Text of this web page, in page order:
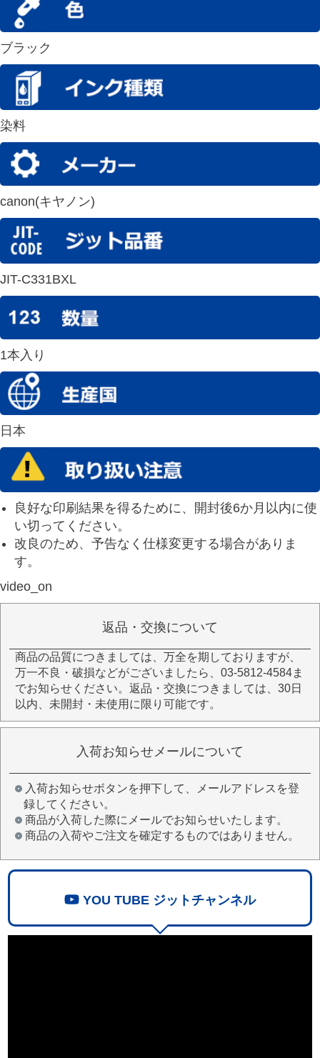
ブラック
染料
canon(キヤノン)
JIT-C331BXL
1本入り
日本
良好な印刷結果を得るために、開封後6か月以内に使
い切ってください。
改良のため、予告なく仕様変更する場合がありま
す。
video_on
返品・交換について
商品の品質につきましては、万全を期しておりますが、
万一不良・破損などがございましたら、03-5812-4584ま
でお知らせください。返品・交換につきましては、30日
以内、未開封・未使用に限り可能です。
入荷お知らせメールについて
入荷お知らせボタンを押下して、メールアドレスを登
録してください。
商品が入荷した際にメールでお知らせいたします。
商品の入荷やご注文を確定するものではありません。
YOU TUBE ジットチャンネル